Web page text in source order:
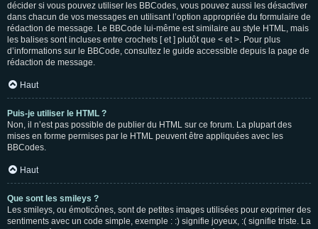
décider si vous pouvez utiliser les BBCodes, vous pouvez aussi les désactiver
dans chacun de vos messages en utilisant l’option appropriée du formulaire de
rédaction de message. Le BBCode lui-même est similaire au style HTML, mais
les balises sont incluses entre crochets [ et ] plutôt que < et >. Pour plus
d’informations sur le BBCode, consultez le guide accessible depuis la page de
rédaction de message.
Haut
Puis-je utiliser le HTML ?
Non, il n’est pas possible de publier du HTML sur ce forum. La plupart des
mises en forme permises par le HTML peuvent être appliquées avec les
BBCodes.
Haut
Que sont les smileys ?
Les smileys, ou émoticônes, sont de petites images utilisées pour exprimer des
sentiments avec un code simple, exemple : :) signifie joyeux, :( signifie triste. La